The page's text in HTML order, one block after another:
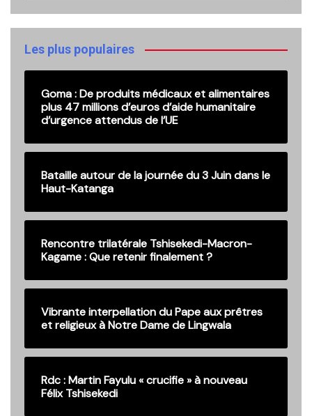
anciennes
publications
Les plus populaires
Goma : De produits médicaux et alimentaires
plus 47 millions d’euros d’aide humanitaire
d’urgence attendus de l’UE
Bataille autour de la journée du 3 Juin dans le
Haut-Katanga
Rencontre trilatérale Tshisekedi-Macron-
Kagame : Que retenir finalement ?
Vibrante interpellation du Pape aux prêtres
et religieux à Notre Dame de Lingwala
Rdc : Martin Fayulu « crucifie » à nouveau
Félix Tshisekedi